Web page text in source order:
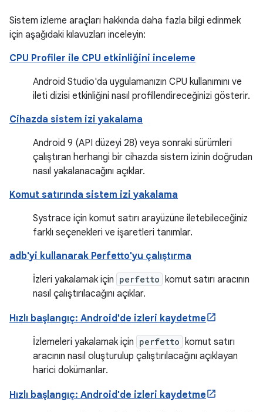
Sistem izleme araçları hakkında daha fazla bilgi edinmek
için aşağıdaki kılavuzları inceleyin:
CPU Profiler ile CPU etkinliğini inceleme
Android Studio'da uygulamanızın CPU kullanımını ve
ileti dizisi etkinliğini nasıl profillendireceğinizi gösterir.
Cihazda sistem izi yakalama
Android 9 (API düzeyi 28) veya sonraki sürümleri
çalıştıran herhangi bir cihazda sistem izinin doğrudan
nasıl yakalanacağını açıklar.
Komut satırında sistem izi yakalama
Systrace için komut satırı arayüzüne iletebileceğiniz
farklı seçenekleri ve işaretleri tanımlar.
adb'yi kullanarak Perfetto'yu çalıştırma
İzleri yakalamak için perfetto komut satırı aracının
nasıl çalıştırılacağını açıklar.
Hızlı başlangıç: Android'de izleri kaydetme
İzlemeleri yakalamak için perfetto komut satırı
aracının nasıl oluşturulup çalıştırılacağını açıklayan
harici dokümanlar.
Hızlı başlangıç: Android'de izleri kaydetme